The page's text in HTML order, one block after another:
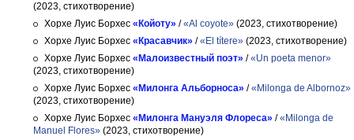
(2023, стихотворение)
Хорхе Луис Борхес «Койоту» /«Al coyote» (2023, стихотворение)
Хорхе Луис Борхес «Красавчик» /«El títere» (2023, стихотворение)
Хорхе Луис Борхес «Малоизвестный поэт» /«Un poeta menor»
(2023, стихотворение)
Хорхе Луис Борхес «Милонга Альборноса» /«Milonga de Albornoz»
(2023, стихотворение)
Хорхе Луис Борхес «Милонга Мануэля Флореса» /«Milonga de
Manuel Flores» (2023, стихотворение)